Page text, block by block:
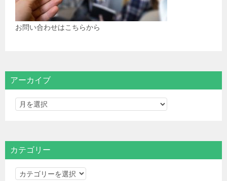
お問い合わせはこちらから
アーカイブ
カテゴリー
カ